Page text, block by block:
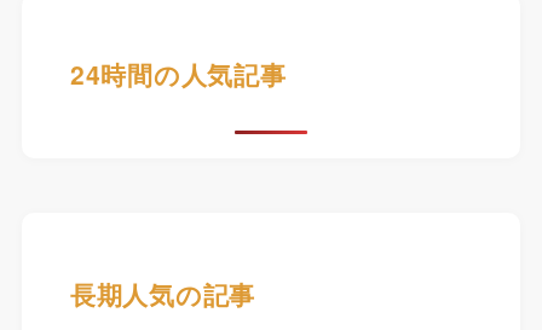
24時間の人気記事
長期人気の記事